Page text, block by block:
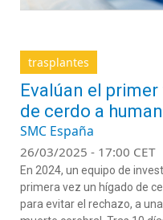
trasplantes
Evalúan el
de cerdo a
SMC España
26/03/2025 - 17:00 CET
En 2024, un equipo de
primera vez un hígado de
para evitar el rechazo, a